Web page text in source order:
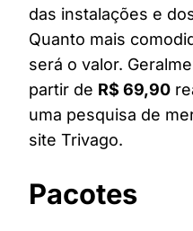
das instalações e
Quanto mais
será o valor.
partir de R$ 69,90
uma pesquisa de
site Trivago.
Pacotes